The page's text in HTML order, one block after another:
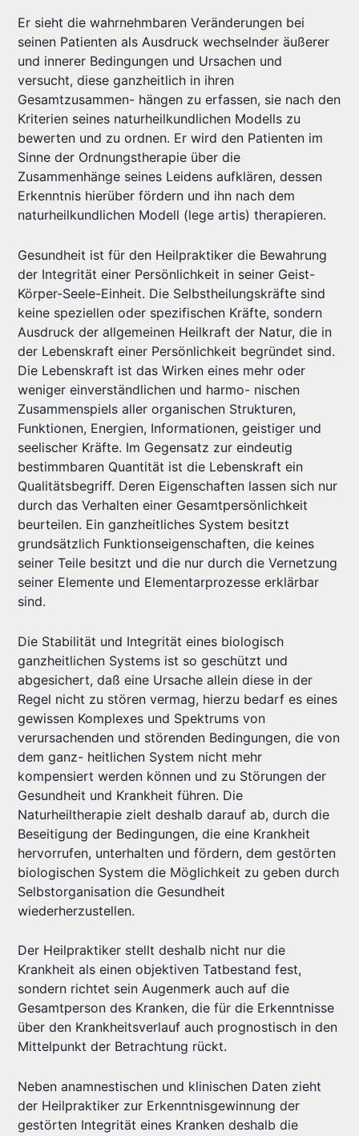
Er sieht die wahrnehmbaren Veränderungen bei
seinen Patienten als Ausdruck wechselnder äußerer
und innerer Bedingungen und Ursachen und
versucht, diese ganzheitlich in ihren
Gesamtzusammen- hängen zu erfassen, sie nach den
Kriterien seines naturheilkundlichen Modells zu
bewerten und zu ordnen. Er wird den Patienten im
Sinne der Ordnungstherapie über die
Zusammenhänge seines Leidens aufklären, dessen
Erkenntnis hierüber fördern und ihn nach dem
naturheilkundlichen Modell (lege artis) therapieren.
Gesundheit ist für den Heilpraktiker die Bewahrung
der Integrität einer Persönlichkeit in seiner Geist-
Körper-Seele-Einheit. Die Selbstheilungskräfte sind
keine speziellen oder spezifischen Kräfte, sondern
Ausdruck der allgemeinen Heilkraft der Natur, die in
der Lebenskraft einer Persönlichkeit begründet sind.
Die Lebenskraft ist das Wirken eines mehr oder
weniger einverständlichen und harmo- nischen
Zusammenspiels aller organischen Strukturen,
Funktionen, Energien, Informationen, geistiger und
seelischer Kräfte. Im Gegensatz zur eindeutig
bestimmbaren Quantität ist die Lebenskraft ein
Qualitätsbegriff. Deren Eigenschaften lassen sich nur
durch das Verhalten einer Gesamtpersönlichkeit
beurteilen. Ein ganzheitliches System besitzt
grundsätzlich Funktionseigenschaften, die keines
seiner Teile besitzt und die nur durch die Vernetzung
seiner Elemente und Elementarprozesse erklärbar
sind.
Die Stabilität und Integrität eines biologisch
ganzheitlichen Systems ist so geschützt und
abgesichert, daß eine Ursache allein diese in der
Regel nicht zu stören vermag, hierzu bedarf es eines
gewissen Komplexes und Spektrums von
verursachenden und störenden Bedingungen, die von
dem ganz- heitlichen System nicht mehr
kompensiert werden können und zu Störungen der
Gesundheit und Krankheit führen. Die
Naturheiltherapie zielt deshalb darauf ab, durch die
Beseitigung der Bedingungen, die eine Krankheit
hervorrufen, unterhalten und fördern, dem gestörten
biologischen System die Möglichkeit zu geben durch
Selbstorganisation die Gesundheit
wiederherzustellen.
Der Heilpraktiker stellt deshalb nicht nur die
Krankheit als einen objektiven Tatbestand fest,
sondern richtet sein Augenmerk auch auf die
Gesamtperson des Kranken, die für die Erkenntnisse
über den Krankheitsverlauf auch prognostisch in den
Mittelpunkt der Betrachtung rückt.
Neben anamnestischen und klinischen Daten zieht
der Heilpraktiker zur Erkenntnisgewinnung der
gestörten Integrität eines Kranken deshalb die